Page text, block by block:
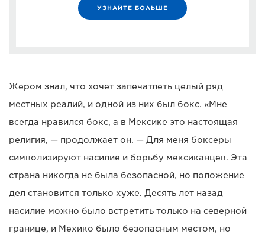
УЗНАЙТЕ БОЛЬШЕ
Жером знал, что хочет запечатлеть целый ряд
местных реалий, и одной из них был бокс. «Мне
всегда нравился бокс, а в Мексике это настоящая
религия, — продолжает он. — Для меня боксеры
символизируют насилие и борьбу мексиканцев. Эта
страна никогда не была безопасной, но положение
дел становится только хуже. Десять лет назад
насилие можно было встретить только на северной
границе, и Мехико было безопасным местом, но